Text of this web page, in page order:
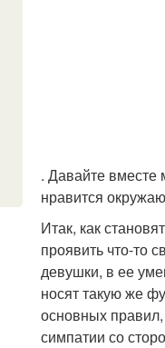
. Давайте вместе
нравится
Итак, как
проявить что-то
девушки, в ее
носят такую же
основных правил,
симпатии со